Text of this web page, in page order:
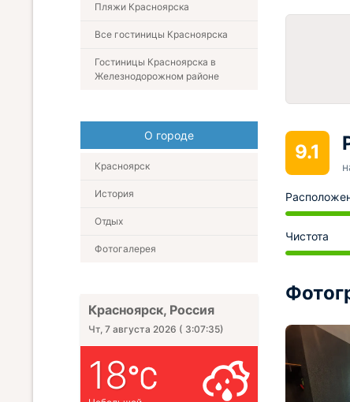
9.1
Чистота
Пляжи Красноярска
Все гостиницы Красноярска
Гостиницы Красноярска в
Железнодорожном районе
О городе
Красноярск
История
Отдых
Фотогалерея
Красноярск, Россия
Чт, 7 августа 2026 ( 3:07:36)
18